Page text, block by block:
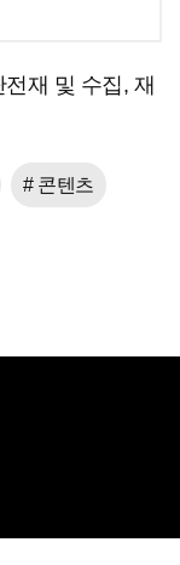
재 및 수집, 재
# 콘텐츠